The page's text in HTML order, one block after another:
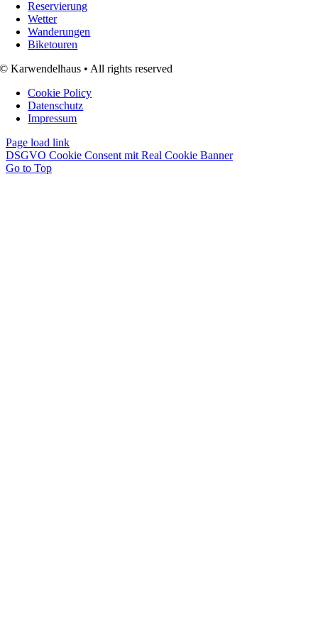
Reservierung
Wetter
Wanderungen
Biketouren
© Karwendelhaus • All rights reserved
Cookie Policy
Datenschutz
Impressum
Page load link
DSGVO Cookie Consent mit Real Cookie Banner
Go to Top